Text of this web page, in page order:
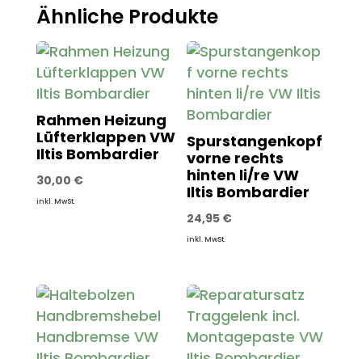
Ähnliche Produkte
Rahmen Heizung
Lüfterklappen VW
Iltis Bombardier
30,00 €
inkl. MwSt.
Spurstangenkopf
vorne rechts
hinten li/re VW
Iltis Bombardier
24,95 €
inkl. MwSt.